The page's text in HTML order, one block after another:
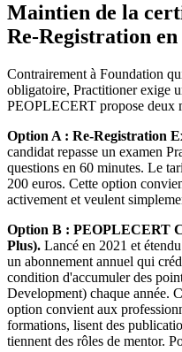
Maintien de la
Re‑Registration en
Contrairement à Foundation
obligatoire, Practitioner exige
PEOPLECERT propose deux
Option A : Re‑Registration
candidat repasse un examen
questions en 60 minutes. Le
200 euros. Cette option
activement et veulent
Option B : PEOPLECERT
Plus). Lancé en 2021 et
un abonnement annuel qui
condition d'accumuler des
Development) chaque année.
option convient aux
formations, lisent des
tiennent des rôles de mentor.